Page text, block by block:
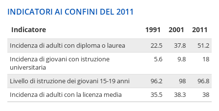
INDICATORI AI CONFINI DEL 2011
Indicatore 1991 2001 2011
Incidenza di adulti con diploma o laurea 22.5 37.8
51.2
Incidenza di giovani con istruzione
universitaria
5.6 9.8 18
Livello di istruzione dei giovani 15-19 anni 96.2 98
96.8
Incidenza di adulti con la licenza media
35.5 38.3 38